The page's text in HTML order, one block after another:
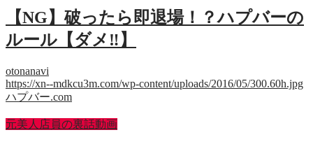
【NG】破ったら即退場！？ハプバーの
ルール【ダメ‼】
otonanavi
https://xn--mdkcu3m.com/wp-content/uploads/2016/05/300.60h.jpg
ハプバー.com
元美人店員の裏話動画